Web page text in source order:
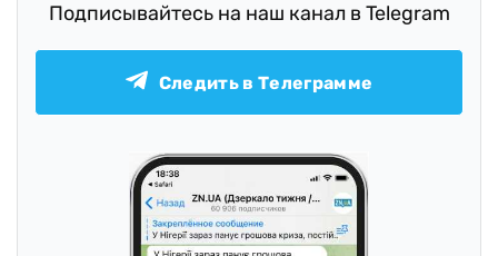
Подписывайтесь на наш канал в Telegram
Следить в Телеграмме